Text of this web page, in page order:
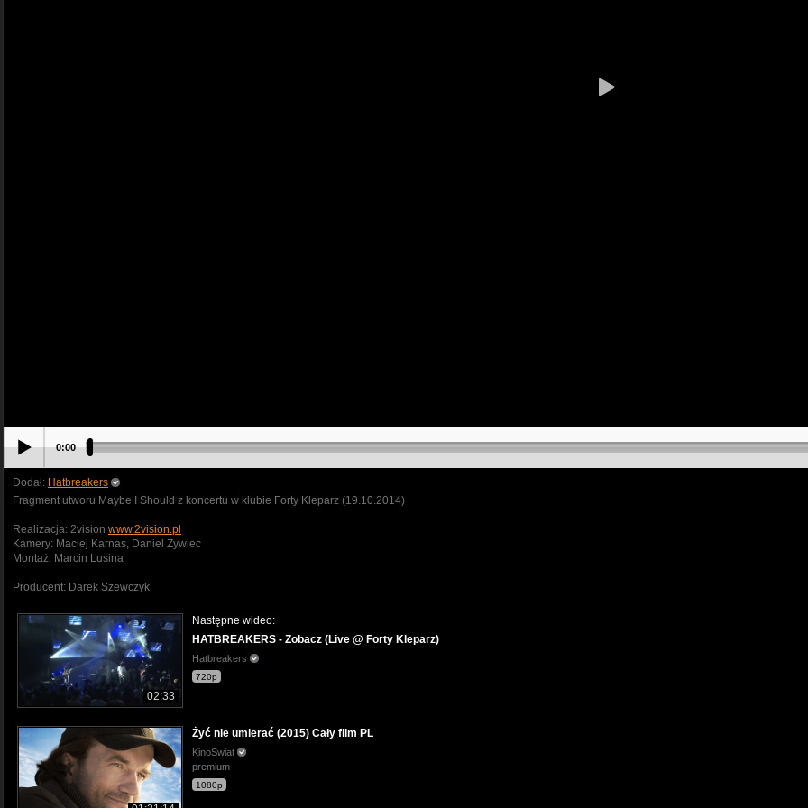
0:00
Dodał: Hatbreakers
Fragment utworu Maybe I Should z koncertu w klubie Forty Kleparz (19.10.2014)
Realizacja: 2vision www.2vision.pl
Kamery: Maciej Karnas, Daniel Żywiec
Montaż: Marcin Lusina
Producent: Darek Szewczyk
02:33
Następne wideo:
HATBREAKERS - Zobacz (Live @ Forty Kleparz)
Hatbreakers
720p
Żyć nie umierać (2015) Cały film PL
KinoSwiat
premium
1080p